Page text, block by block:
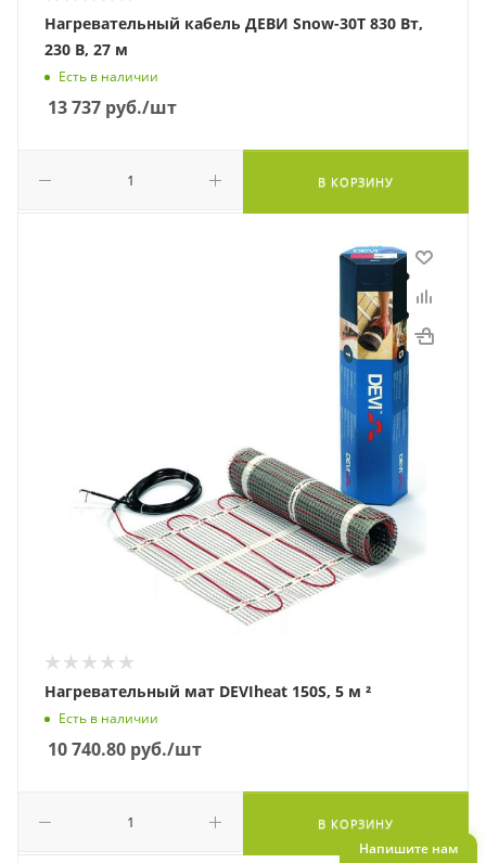
Нагревательный кабель ДЕВИ Snow-30T 830 Вт,
230 В, 27 м
Есть в наличии
13 737 руб./шт
В КОРЗИНУ
Нагревательный мат DEVIheat 150S, 5 м ²
Есть в наличии
10 740.80 руб./шт
В КОРЗИНУ
Напишите нам